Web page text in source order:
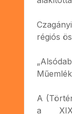
régiós
A
a